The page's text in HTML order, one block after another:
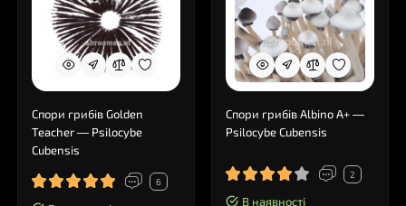
Спори грибів Golden
Teacher — Psilocybe
Cubensis
6
Спори грибів Albino A+ —
Psilocybe Cubensis
2
В наявності